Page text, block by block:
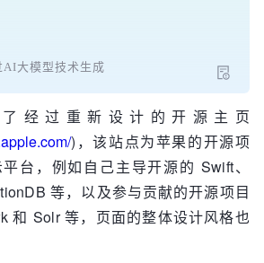
AI大模型技术生成
经过重新设计的开源主页
)，该站点为苹果的开源项
台，例如自己主导开源的 Swift、
等，以及参与贡献的开源项目
和 Solr 等，页面的整体设计风格也